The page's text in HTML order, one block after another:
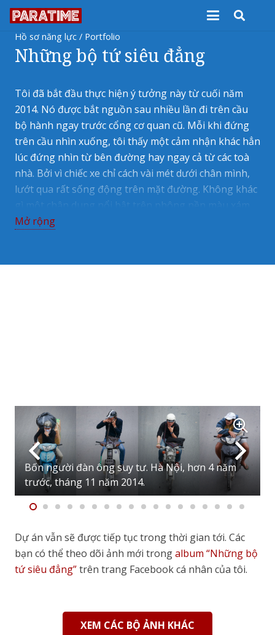
Hồ sơ năng lực / Portfolio
Những bộ tứ siêu đẳng
Tôi đã bắt đầu thực hiện ý tưởng này từ cuối năm
2014. Nó được bắt nguồn sau nhiều lần đi trên cầu
bộ hành ngay trước cổng cơ quan cũ. Mỗi khi đứng
trên cầu nhìn xuống, tôi thấy một cảm nhận khác hẳn
lúc đứng nhìn từ bên đường hay ngay cả từ các toà
nhà. Bởi vì chiếc xe chỉ cách vài mét dưới chân mình,
lướt qua rất sống động trên mặt đường. Không khác
gì một chân dung nổi bật trên phông nền màu xám.
Năm 2016, khi xem qua bộ ảnh chụp các xe chở hàng
bố cục tương tự, tôi nghĩ nếu mình có làm tiếp thì
thời gian hơn và vất vả hơn so với cách thông
thường.
Các chủ đề được xác định nhờ kinh nghiệm thực tế và
không ít chủ đề nảy sinh trong quá trình chụp. Mỗi
lần đi chụp, thay vì thấy gì chụp nấy rồi chọn lọc sau,
tôi thường tập trung vào một vài chủ đề nhất định.
Nhờ thông thuộc địa bàn, nắm bắt được sự phân bố
vì phải dựa hoàn toàn vào sự may mắn, tôi có thể
khoanh vùng địa điểm và thời gian để có tình huống
phù hợp với chủ đề.
Mở rộng
Bốn người đàn ông suy tư. Hà Nội, hơn 4 năm
trước, tháng 11 năm 2014.
Dự án vẫn sẽ được tiếp tục trong thời gian tới. Các
bạn có thể theo dõi ảnh mới trongalbum “Những bộ
tứ siêu đẳng”trên trang Facebook cá nhân của tôi.
XEM CÁC BỘ ẢNH KHÁC